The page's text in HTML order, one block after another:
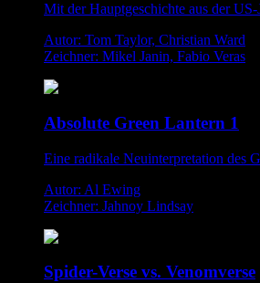
Mit der Hauptgeschichte aus der US-
Autor: Tom Taylor, Christian Ward
Zeichner: Mikel Janin, Fabio Veras
Absolute Green Lantern 1
Eine radikale Neuinterpretation des
Autor: Al Ewing
Zeichner: Jahnoy Lindsay
Spider-Verse vs. Venomverse